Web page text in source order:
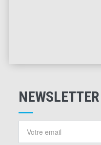
NEWSLETTER